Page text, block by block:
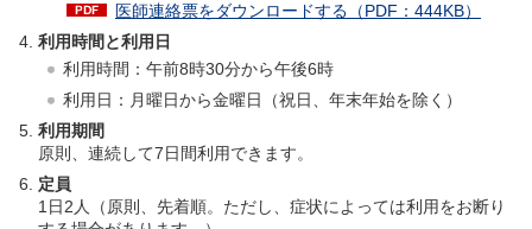
医師連絡票をダウンロードする（PDF：444KB）
利用時間と利用日
利用時間：午前8時30分から午後6時
利用日：月曜日から金曜日（祝日、年末年始を除く）
利用期間
原則、連続して7日間利用できます。
定員
1日2人（原則、先着順。ただし、症状によっては利用をお断り